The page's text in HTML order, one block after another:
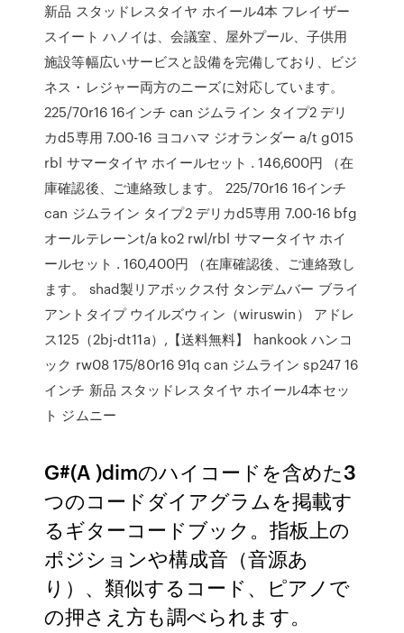
新品 スタッドレスタイヤ ホイール4本 フレイザー
スイート ハノイは、会議室、屋外プール、子供用
施設等幅広いサービスと設備を完備しており、ビジ
ネス・レジャー両方のニーズに対応しています。
225/70r16 16インチ can ジムライン タイプ2 デリ
カd5専用 7.00-16 ヨコハマ ジオランダー a/t g015
rbl サマータイヤ ホイールセット . 146,600円 （在
庫確認後、ご連絡致します。 225/70r16 16インチ
can ジムライン タイプ2 デリカd5専用 7.00-16 bfg
オールテレーンt/a ko2 rwl/rbl サマータイヤ ホイ
ールセット . 160,400円 （在庫確認後、ご連絡致し
ます。 shad製リアボックス付 タンデムバー ブライ
アントタイプ ウイルズウィン（wiruswin） アドレ
ス125（2bj-dt11a）,【送料無料】 hankook ハンコ
ック rw08 175/80r16 91q can ジムライン sp247 16
インチ 新品 スタッドレスタイヤ ホイール4本セッ
ト ジムニー
G#(A )dimのハイコードを含めた3
つのコードダイアグラムを掲載す
るギターコードブック。指板上の
ポジションや構成音（音源あ
り）、類似するコード、ピアノで
の押さえ方も調べられます。